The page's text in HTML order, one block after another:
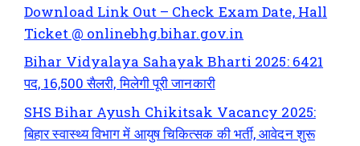
Download Link Out – Check Exam Date, Hall
Ticket @ onlinebhg.bihar.gov.in
Bihar Vidyalaya Sahayak Bharti 2025: 6421
पद, 16,500 सैलरी, मिलेगी पूरी जानकारी
SHS Bihar Ayush Chikitsak Vacancy 2025:
बिहार स्वास्थ्य विभाग में आयुष चिकित्सक की भर्ती, आवेदन शुरू